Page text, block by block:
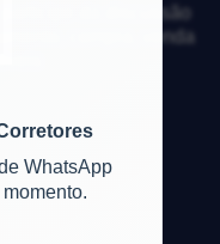
WhatsApp
da discussão
compra, venda